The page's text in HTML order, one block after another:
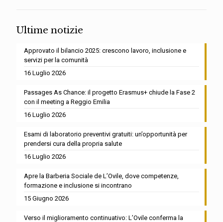
Ultime notizie
Approvato il bilancio 2025: crescono lavoro, inclusione e
servizi per la comunità
16 Luglio 2026
Passages As Chance: il progetto Erasmus+ chiude la Fase 2
con il meeting a Reggio Emilia
16 Luglio 2026
Esami di laboratorio preventivi gratuiti: un’opportunità per
prendersi cura della propria salute
16 Luglio 2026
Apre la Barberia Sociale de L’Ovile, dove competenze,
formazione e inclusione si incontrano
15 Giugno 2026
Verso il miglioramento continuativo: L’Ovile conferma la